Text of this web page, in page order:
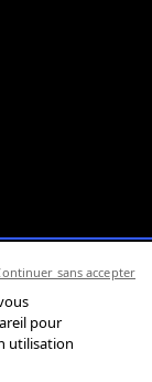
pour
utilisation
sans accepter